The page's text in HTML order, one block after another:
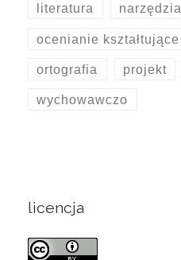
literatura narzędzia
ocenianie kształtujące
ortografia projekt
wychowawczo
licencja